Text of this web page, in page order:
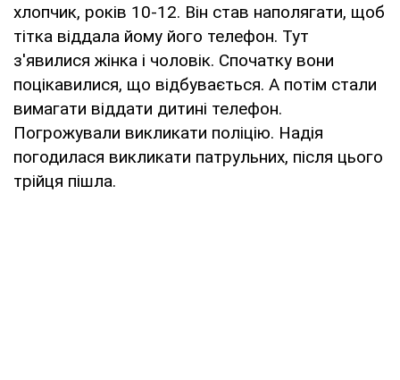
хлопчик, років 10-12. Він став наполягати, щоб
тітка віддала йому його телефон. Тут
з'явилися жінка і чоловік. Спочатку вони
поцікавилися, що відбувається. А потім стали
вимагати віддати дитині телефон.
Погрожували викликати поліцію. Надія
погодилася викликати патрульних, після цього
трійця пішла.